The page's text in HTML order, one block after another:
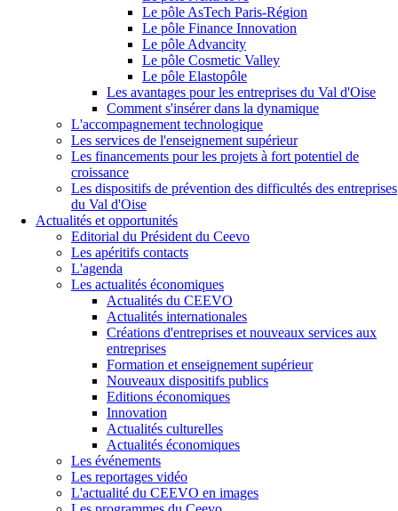
Le pôle AsTech Paris-Région
Le pôle Finance Innovation
Le pôle Advancity
Le pôle Cosmetic Valley
Le pôle Elastopôle
Les avantages pour les entreprises du Val d'Oise
Comment s'insérer dans la dynamique
L'accompagnement technologique
Les services de l'enseignement supérieur
Les financements pour les projets à fort potentiel de
croissance
Les dispositifs de prévention des difficultés des entreprises
du Val d'Oise
Actualités et opportunités
Editorial du Président du Ceevo
Les apéritifs contacts
L'agenda
Les actualités économiques
Actualités du CEEVO
Actualités internationales
Créations d'entreprises et nouveaux services aux
entreprises
Formation et enseignement supérieur
Nouveaux dispositifs publics
Editions économiques
Innovation
Actualités culturelles
Actualités économiques
Les événements
Les reportages vidéo
L'actualité du CEEVO en images